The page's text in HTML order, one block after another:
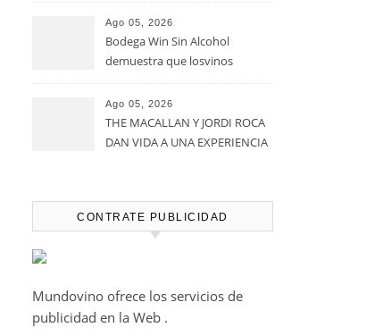
casi un siglo de excelencia
vitivinícola
Ago 05, 2026
Bodega Win Sin Alcohol
demuestra que losvinos
calidadcomienzan a diseñarse
en el viñedo
Ago 05, 2026
THE MACALLAN Y JORDI ROCA
DAN VIDA A UNA EXPERIENCIA
HARMONY COLLECTION
CONTRATE PUBLICIDAD
Mundovino ofrece los servicios de
publicidad en la Web .